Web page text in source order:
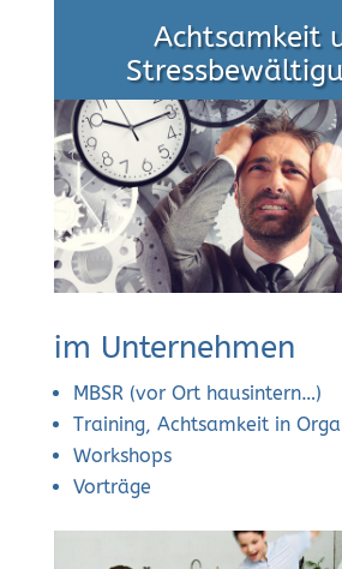
Achtsamkeit
im Unternehmen
MBSR (vor Ort hausintern…)
Training, Achtsamkeit in
Workshops
Vorträge